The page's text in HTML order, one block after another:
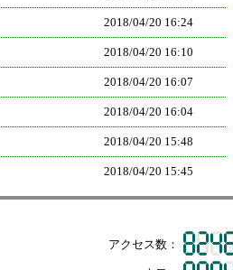
2018/04/20 16:24
2018/04/20 16:10
2018/04/20 16:07
2018/04/20 16:04
2018/04/20 15:48
2018/04/20 15:45
2018/04/20 15:41
04/20 15:37
04/20 15:35
アクセス数：